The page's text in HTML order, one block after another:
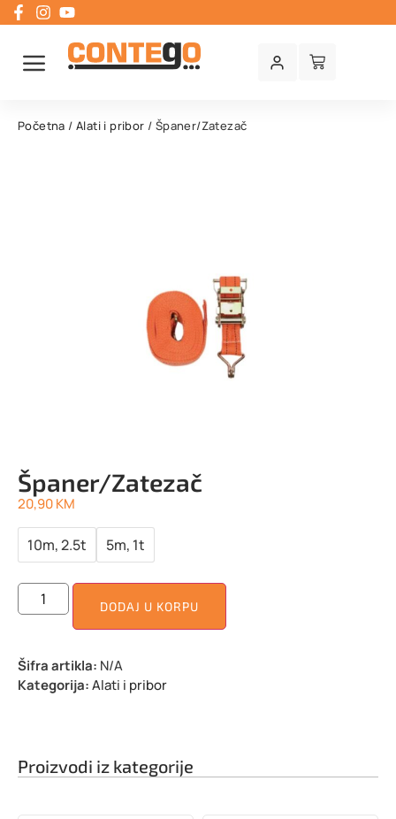
Početna /Alati i pribor / Španer/Zatezač
Španer/Zatezač
20,90KM
10m, 2.5t 5m, 1t
DODAJ U KORPU
Šifra artikla: N/A
Kategorija:Alati i pribor
Proizvodi iz kategorije